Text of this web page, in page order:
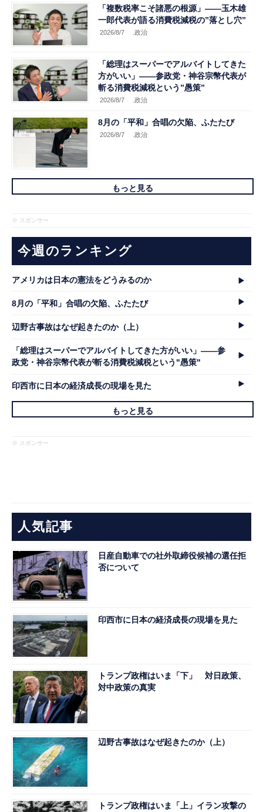
「複数税率こそ諸悪の根源」――玉木雄
一郎代表が語る消費税減税の”落とし穴”
2026/8/7 .政治
「総理はスーパーでアルバイトしてきた
方がいい」――参政党・神谷宗幣代表が
斬る消費税減税という”愚策”
2026/8/7 .政治
8月の「平和」合唱の欠陥、ふたたび
2026/8/7 .政治
もっと見る
※ スポンサー
今週のランキング
アメリカは日本の憲法をどうみるのか
8月の「平和」合唱の欠陥、ふたたび
辺野古事故はなぜ起きたのか（上）
「総理はスーパーでアルバイトしてきた方がいい」――参
政党・神谷宗幣代表が斬る消費税減税という"愚策"
印西市に日本の経済成長の現場を見た
もっと見る
※ スポンサー
人気記事
日産自動車での社外取締役候補の選任拒
否について
印西市に日本の経済成長の現場を見た
トランプ政権はいま「下」 対日政策、
対中政策の真実
辺野古事故はなぜ起きたのか（上）
トランプ政権はいま「上」イラン攻撃の